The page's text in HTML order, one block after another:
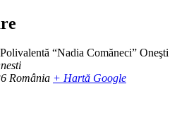
“Nadia Comăneci” Oneşti
România + Hartă Google